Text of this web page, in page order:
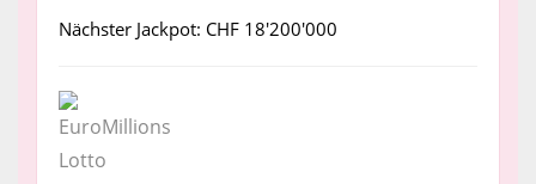
Nächster Jackpot: CHF 18'200'000